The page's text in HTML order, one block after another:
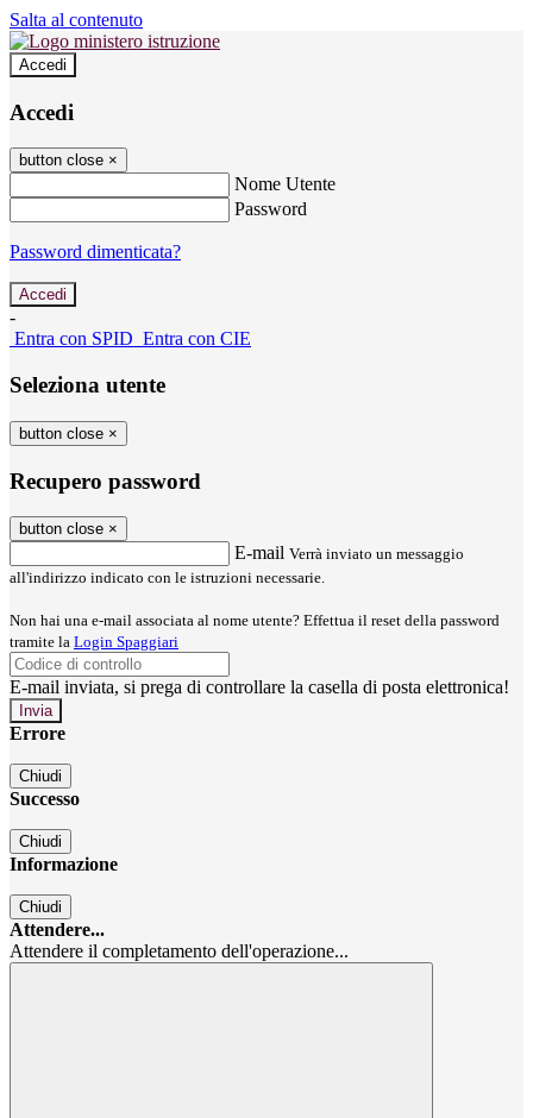
Salta al contenuto
Accedi
Accedi
button close ×
Nome Utente
Password
Password dimenticata?
-
Entra con SPID Entra con CIE
Seleziona utente
button close ×
Recupero password
button close ×
E-mail Verrà inviato un messaggio
all'indirizzo indicato con le istruzioni necessarie.
Non hai una e-mail associata al nome utente? Effettua il reset della password
tramite la Login Spaggiari
E-mail inviata, si prega di controllare la casella di posta elettronica!
Errore
Chiudi
Successo
Chiudi
Informazione
Chiudi
Attendere...
Attendere il completamento dell'operazione...